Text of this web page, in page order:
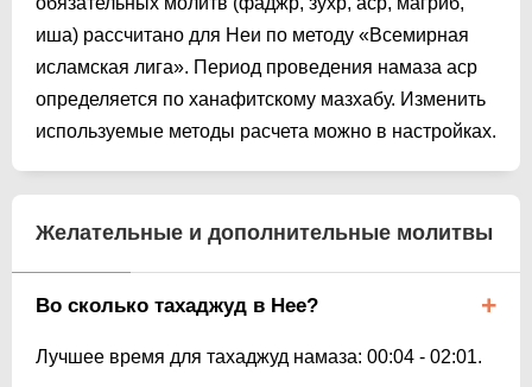
иша) рассчитано для Неи по методу «Всемирная
исламская лига». Период проведения намаза аср
определяется по ханафитскому мазхабу. Изменить
используемые методы расчета можно в настройках.
Желательные и дополнительные молитвы
Во сколько тахаджуд в Нее?
Лучшее время для тахаджуд намаза: 00:04 - 02:01.